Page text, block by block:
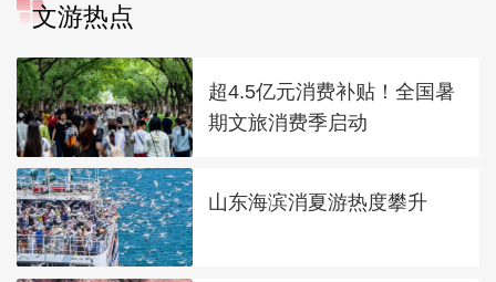
文游热点
超4.5亿元消费补贴！全国暑
期文旅消费季启动
山东海滨消夏游热度攀升